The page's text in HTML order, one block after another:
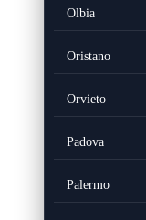
Olbia
Oristano
Orvieto
Padova
Palermo